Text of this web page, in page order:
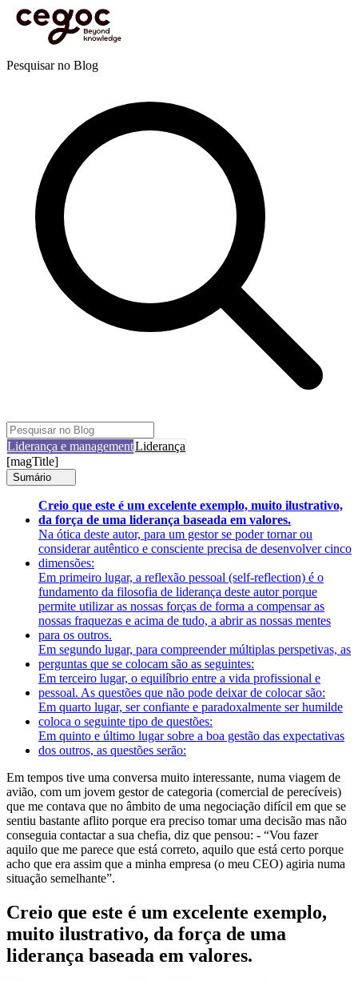
Skip to main content
Está aqui:Home > Recursos
baseada em valores
Pesquisar no Blog
Liderança e managementLiderança
[magTitle]
Sumário
Creio que este é um excelente exemplo, muito ilustrativo,
da força de uma liderança baseada em valores.
Na ótica deste autor, para um gestor se poder tornar ou
considerar autêntico e consciente precisa de desenvolver cinco
dimensões:
Em primeiro lugar, a reflexão pessoal (self-reflection) é o
fundamento da filosofia de liderança deste autor porque
permite utilizar as nossas forças de forma a compensar as
nossas fraquezas e acima de tudo, a abrir as nossas mentes
para os outros.
Em segundo lugar, para compreender múltiplas perspetivas, as
perguntas que se colocam são as seguintes:
Em terceiro lugar, o equilíbrio entre a vida profissional e
pessoal. As questões que não pode deixar de colocar são:
Em quarto lugar, ser confiante e paradoxalmente ser humilde
coloca o seguinte tipo de questões:
Em quinto e último lugar sobre a boa gestão das expectativas
dos outros, as questões serão:
Em tempos tive uma conversa muito interessante, numa viagem de
avião, com um jovem gestor de categoria (comercial de perecíveis)
que me contava que no âmbito de uma negociação difícil em que se
sentiu bastante aflito porque era preciso tomar uma decisão mas não
conseguia contactar a sua chefia, diz que pensou: - “Vou fazer
aquilo que me parece que está correto, aquilo que está certo porque
acho que era assim que a minha empresa (o meu CEO) agiria numa
situação semelhante”.
Creio que este é um excelente exemplo,
muito ilustrativo, da força de uma
liderança baseada em valores.